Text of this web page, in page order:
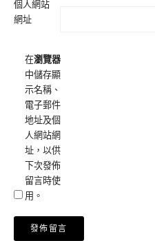
個人網站
網址
在瀏覽器
中儲存顯
示名稱、
電子郵件
地址及個
人網站網
址，以供
下次發佈
留言時使
用。